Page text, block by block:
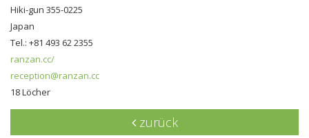
Hiki-gun 355-0225
Japan
Tel.: +81 493 62 2355
ranzan.cc/
reception@ranzan.cc
18 Löcher
zurück